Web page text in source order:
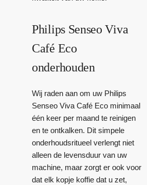
Philips Senseo Viva
Café Eco
onderhouden
Wij raden aan om uw Philips
Senseo Viva Café Eco minimaal
één keer per maand te reinigen
en te ontkalken. Dit simpele
onderhoudsritueel verlengt niet
alleen de levensduur van uw
machine, maar zorgt er ook voor
dat elk kopje koffie dat u zet,